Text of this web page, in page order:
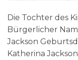
Die Tochter des
Bürgerlicher
Jackson
Katherina